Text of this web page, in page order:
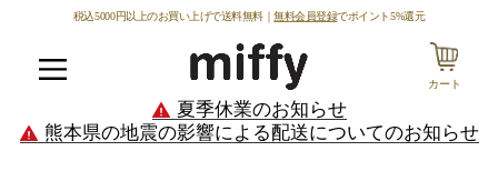
税込5000円以上のお買い上げで送料無料｜無料会員登録でポイント5%還元
カート
夏季休業のお知らせ
熊本県の地震の影響による配送についてのお知らせ